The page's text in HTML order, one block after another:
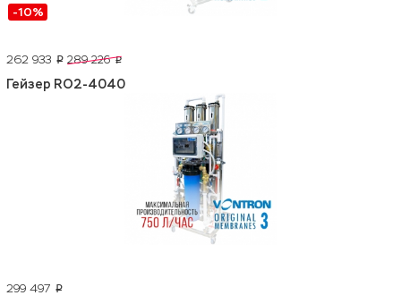
-10%
262 933 p 289 226 p
Гейзер RO2-4040
299 497 p